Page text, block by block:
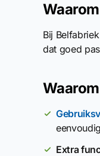
Bij
dat goed
Extra